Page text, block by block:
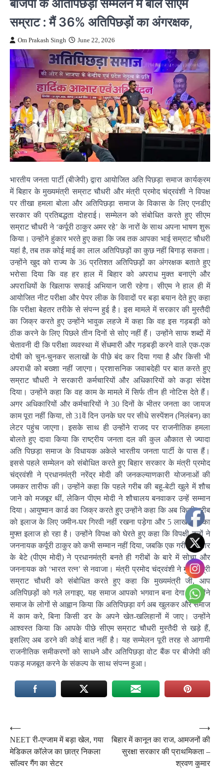
सम्राट : मैं 36% अतिपिछड़ों का अंगरक्षक,
Om Prakash Singh June 22, 2026
भारतीय जनता पार्टी (बीजेपी) द्वारा आयोजित अति पिछड़ा समाज कार्यक्रम
में बिहार के मुख्यमंत्री सम्राट चौधरी और मंत्री प्रमोद चंद्रवंशी ने विपक्ष
पर तीखा हमला बोला और अतिपिछड़ा समाज के विकास के लिए एनडीए
सरकार की प्रतिबद्धता दोहराई। सम्मेलन को संबोधित करते हुए सीएम
सम्राट चौधरी ने ‘कर्पूरी ठाकुर अमर रहे’ के नारों के साथ अपना भाषण शुरू
किया। उन्होंने हुंकार भरते हुए कहा कि जब तक आपका भाई सम्राट चौधरी
यहां है, तब तक कोई माई का लाल अतिपिछड़ों का कुछ नहीं बिगाड़ सकता।
उन्होंने खुद को राज्य के 36 प्रतिशत अतिपिछड़ों का अंगरक्षक बताते हुए
भरोसा दिया कि वह हर हाल में बिहार को अपराध मुक्त बनाएंगे और
अपराधियों के खिलाफ सफाई अभियान जारी रहेगा। सीएम ने हाल ही में
आयोजित नीट परीक्षा और पेपर लीक के विवादों पर बड़ा बयान देते हुए कहा
कि परीक्षा बेहतर तरीके से संपन्न हुई है। इस मामले में सरकार की मुस्तैदी
का जिक्र करते हुए उन्होंने भावुक लहजे में कहा कि वह इस गड़बड़ी को
ठीक करने के लिए पिछले तीन दिनों से सोए नहीं हैं। उन्होंने साफ शब्दों में
चेतावनी दी कि परीक्षा व्यवस्था में सेंधमारी और गड़बड़ी करने वाले एक-एक
दोषी को चुन-चुनकर सलाखों के पीछे बंद कर दिया गया है और किसी भी
अपराधी को बख्शा नहीं जाएगा। प्रशासनिक जवाबदेही पर बात करते हुए
सम्राट चौधरी ने सरकारी कर्मचारियों और अधिकारियों को कड़ा संदेश
दिया। उन्होंने कहा कि वह काम के मामले में सिर्फ तीन ही नोटिस देते हैं।
अगर अधिकारियों और कर्मचारियों ने 30 दिनों के भीतर जनता का जायज
काम पूरा नहीं किया, तो 31वें दिन उनके घर पर सीधे सस्पेंशन (निलंबन) का
लेटर पहुंच जाएगा। इसके साथ ही उन्होंने राजद पर राजनीतिक हमला
बोलते हुए दावा किया कि राष्ट्रीय जनता दल की कुल औकात से ज्यादा
अति पिछड़ा समाज के विधायक अकेले भारतीय जनता पार्टी के पास हैं।
इससे पहले सम्मेलन को संबोधित करते हुए बिहार सरकार के मंत्री प्रमोद
चंद्रवंशी ने प्रधानमंत्री नरेंद्र मोदी की जनकल्याणकारी योजनाओं की
जमकर तारीफ की। उन्होंने कहा कि पहले गरीब की बहू-बेटी खुले में शौच
जाने को मजबूर थीं, लेकिन पीएम मोदी ने शौचालय बनवाकर उन्हें सम्मान
दिया। आयुष्मान कार्ड का जिक्र करते हुए उन्होंने कहा कि अब किसी गरीब
को इलाज के लिए जमीन-घर गिरवी नहीं रखना पड़ेगा और 5 लाख तक का
मुफ्त इलाज हो रहा है। उन्होंने विपक्ष को घेरते हुए कहा कि विपक्षी दलों ने
जननायक कर्पूरी ठाकुर को कभी सम्मान नहीं दिया, जबकि एक गरीब परिवार
के बेटे (पीएम मोदी) ने प्रधानमंत्री बनते ही गरीबों के बारे में सोचा और
जननायक को ‘भारत रत्न’ से नवाजा। मंत्री प्रमोद चंद्रवंशी ने मुख्यमंत्री
सम्राट चौधरी को संबोधित करते हुए कहा कि मुख्यमंत्री जी, आप
अतिपिछड़ों को गले लगाइए, यह समाज आपको भगवान बना देगा। उन्होंने
समाज के लोगों से आह्वान किया कि अतिपिछड़ा वर्ग अब खुलकर और समाज
में काम करे, बिना किसी डर के अपने खेत-खलिहानों में जाए। उन्होंने
आश्वस्त किया कि आपके पीछे सीएम सम्राट चौधरी मुस्तैदी से खड़े हैं,
इसलिए अब डरने की कोई बात नहीं है। यह सम्मेलन पूरी तरह से आगामी
राजनीतिक समीकरणों को साधने और अतिपिछड़ा वोट बैंक पर बीजेपी की
पकड़ मजबूत करने के संकल्प के साथ संपन्न हुआ।
Post
navigation
⟵
NEET री-एग्जाम में बड़ा खेल, गया
मेडिकल कॉलेज का छात्र निकला
सॉल्वर गैंग का सेटर
बिहार में कानून का राज, आमजनों की
सुरक्षा सरकार की प्राथमिकता –
श्रवण कुमार
⟶